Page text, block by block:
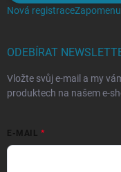
Nová registrace
ODEBÍRAT
Vložte svůj e-mail a my
produktech na našem e-
E-MAIL